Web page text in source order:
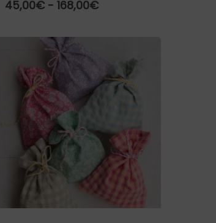
45,00€ - 168,00€Rango
45,00€
hasta
168,00€